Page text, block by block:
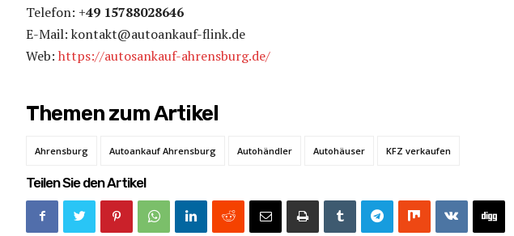
Telefon: +49 15788028646
E-Mail: kontakt@autoankauf-flink.de
Web: https://autosankauf-ahrensburg.de/
Themen zum Artikel
Ahrensburg Autoankauf Ahrensburg Autohändler Autohäuser KFZ verkaufen
Teilen Sie den Artikel